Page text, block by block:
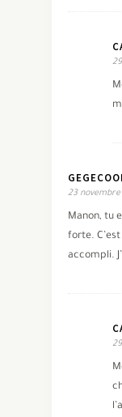
23 novembre
Manon, tu
forte.
accompli.